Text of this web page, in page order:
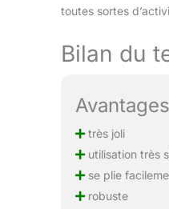
toutes sortes
Bilan du
Avantages
très joli
utilisation très
se plie
robuste